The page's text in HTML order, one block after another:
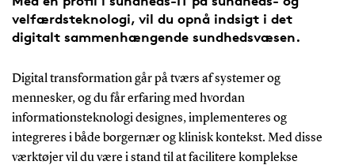
velfærdsteknologi, vil du opnå indsigt i det
digitalt sammenhængende sundhedsvæsen.
Digital transformation går på tværs af systemer og
mennesker, og du får erfaring med hvordan
informationsteknologi designes, implementeres og
integreres i både borgernær og klinisk kontekst. Med disse
værktøjer vil du være i stand til at facilitere komplekse